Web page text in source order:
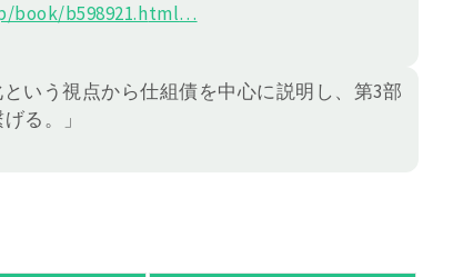
book/b598921.html…
いう視点から仕組債を中心に説明し、第3部
る。」